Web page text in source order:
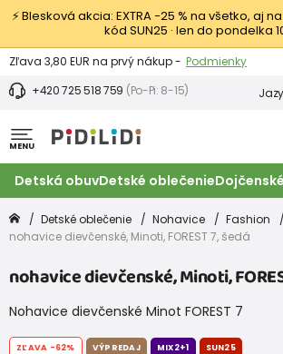
⚡ Blesková akcia: EXTRA −25 % na všetko, aj
kód SUN25 · len do pondelka
Výmena a vrátenie tovaru - Zobraziť
+420 725 518 759 (Po-Pi: 8-15)
MENU
Detská obuvDetské oblečenie
Detské oblečenie Nohavice
Fashion
nohavice dievčenské, Minoti, FOREST 7, šedá
nohavice dievčenské, Minoti,
Nohavice dievčenské Minot FOREST 7
ZĽAVA -62% VÝPREDAJ MIX2+1 SUN25